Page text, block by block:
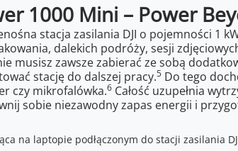
1000 Mini – Power
stacja zasilania DJI o pojemności 1
dalekich podróży, sesji
musisz zawsze zabierać ze sobą
stację do dalszej pracy.5Do tego
czy mikrofalówka.6 Całość uzupełnia
sobie niezawodny zapas energii i